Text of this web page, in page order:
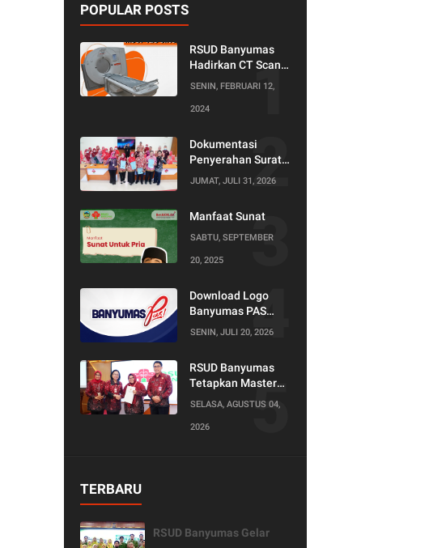
POPULAR POSTS
RSUD Banyumas
Hadirkan CT Scan
128 Slice!
untuk Pemeriksaan
Nyaman dan
Akurat.
SENIN, FEBRUARI 12,
2024
Dokumentasi
Penyerahan Surat
Tugas Perawat
JUMAT, JULI 31, 2026
Manfaat Sunat
SABTU, SEPTEMBER
20, 2025
Download Logo
Banyumas PAS
(Produktif Adil dan
SENIN, JULI 20, 2026
RSUD Banyumas
Tetapkan Master
Konselor dan
Perkuat Peran
SELASA, AGUSTUS 04,
2026
TERBARU
RSUD Banyumas Gelar